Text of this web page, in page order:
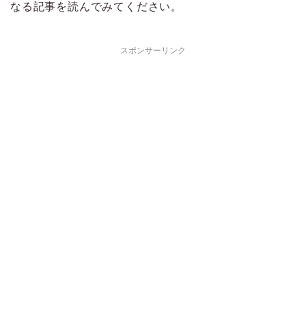
なる記事を読んでみてください。
スポンサーリンク